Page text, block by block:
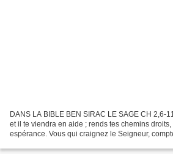
DANS LA BIBLE BEN SIRAC LE SAGE CH 2,6-
et il te viendra en aide ; rends tes chemins droits,
espérance. Vous qui craignez le Seigneur,